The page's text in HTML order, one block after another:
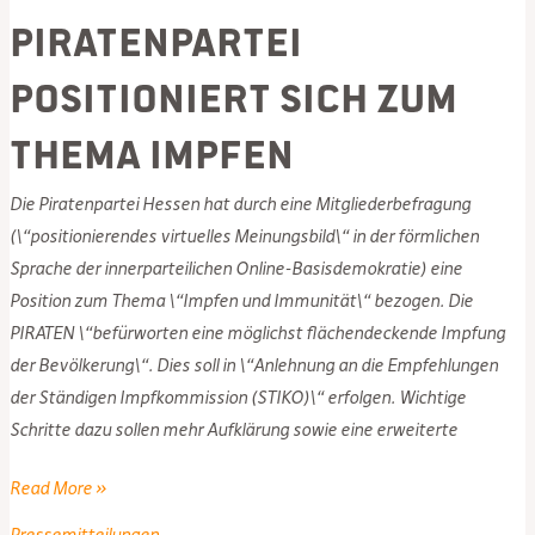
Piratenpartei
positioniert sich zum
Thema Impfen
Die Piratenpartei Hessen hat durch eine Mitgliederbefragung
(\“positionierendes virtuelles Meinungsbild\“ in der förmlichen
Sprache der innerparteilichen Online-Basisdemokratie) eine
Position zum Thema \“Impfen und Immunität\“ bezogen. Die
PIRATEN \“befürworten eine möglichst flächendeckende Impfung
der Bevölkerung\“. Dies soll in \“Anlehnung an die Empfehlungen
der Ständigen Impfkommission (STIKO)\“ erfolgen. Wichtige
Schritte dazu sollen mehr Aufklärung sowie eine erweiterte
Piratenpartei
Read More »